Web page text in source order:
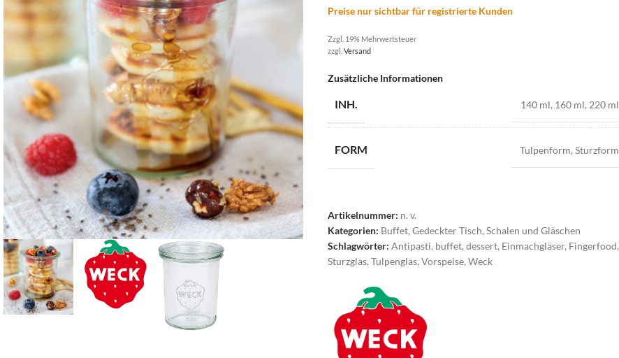
Preise nur sichtbar für registrierte Kunden
Zzgl. 19% Mehrwertsteuer
zzgl.Versand
Zusätzliche Informationen
INH. 140 ml, 160 ml, 220 ml
FORM Tulpenform,Sturzform
Artikelnummer: n. v.
Kategorien: Buffet, Gedeckter Tisch, Schalen und Gläschen
Schlagwörter: Antipasti, buffet, dessert, Einmachgläser, Fingerfood,
Sturzglas, Tulpenglas, Vorspeise, Weck